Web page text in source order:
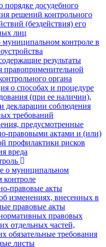
порядке досудебного
решений контрольного
(бездействия) его
лиц
контроле в
результаты
правоприменительной
органа
о способах и процедуре
(при ее наличии),
декларации соблюдения
требований
предусмотренные
правовыми актами и (или)
профилактики рисков
вреда
о муниципальном
правовые акты
изменениях, внесенных в
правовые акты
правовых
отдельных частей,
обязательные требования
листы